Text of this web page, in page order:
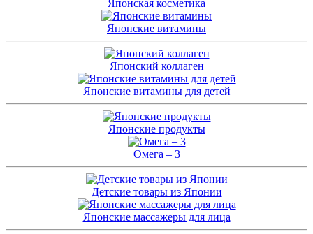
Японская косметика
Японские витамины
Японский коллаген
Японские витамины для детей
Японские продукты
Омега – 3
Детские товары из Японии
Японские массажеры для лица